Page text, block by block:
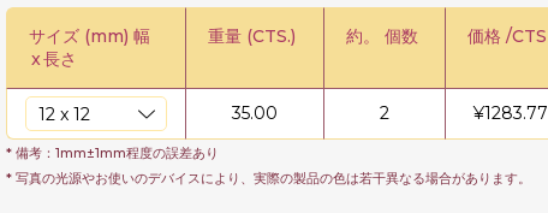
サイズ (mm) 幅
x長さ
重量 (CTS.) 約。 個数 価格 /CTS
35.00 2 ¥1283.77
* 備考：1mm±1mm程度の誤差あり
* 写真の光源やお使いのデバイスにより、実際の製品の色は若干異なる場合があります。